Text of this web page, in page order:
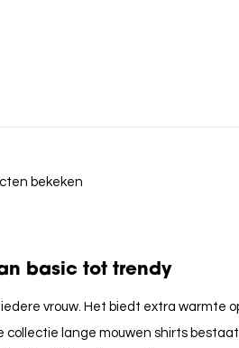
bekeken
basic tot trendy
vrouw. Het biedt extra warmte
collectie lange mouwen shirts